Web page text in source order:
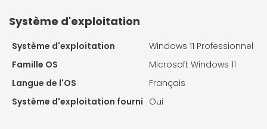
Système d'exploitation
Système d'exploitation
Windows 11 Professionnel
Famille OS
Microsoft Windows 11
Langue de l'OS
Français
Système d'exploitation fourni Oui